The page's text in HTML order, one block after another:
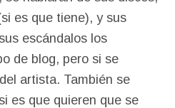
es que tiene), y sus
escándalos los
de blog, pero si se
artista. También se
es que quieren que se